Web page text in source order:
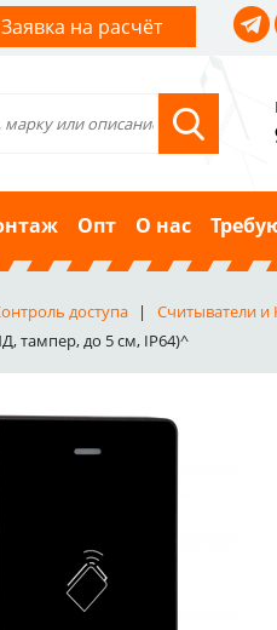
Заявка на расчёт
Опт О нас
доступа Считыватели
тампер, до 5 см, IP64)^